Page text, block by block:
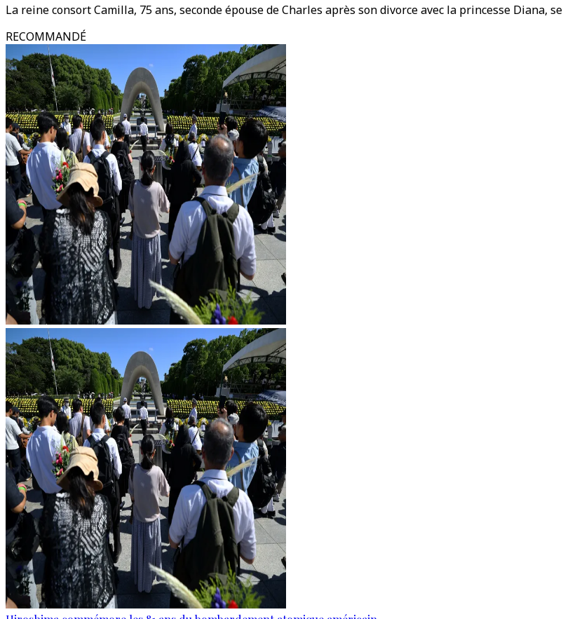
La reine consort Camilla, 75 ans, seconde épouse de Charles après son divorce avec la princesse Diana,
RECOMMANDÉ